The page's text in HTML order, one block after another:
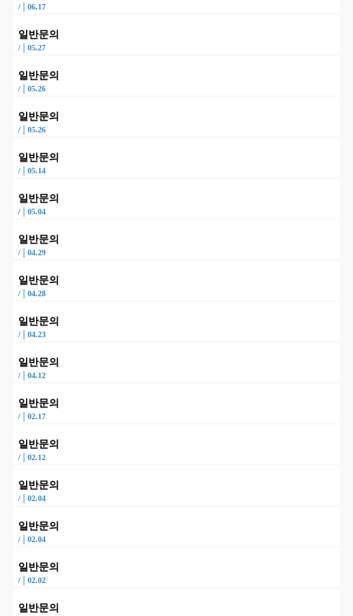
/ 06.17
일반문의
/ 05.27
일반문의
/ 05.26
일반문의
/ 05.26
일반문의
/ 05.14
일반문의
/ 05.04
일반문의
/ 04.29
일반문의
/ 04.28
일반문의
/ 04.23
일반문의
/ 04.12
일반문의
/ 02.17
일반문의
/ 02.12
일반문의
/ 02.04
일반문의
/ 02.04
일반문의
/ 02.02
일반문의